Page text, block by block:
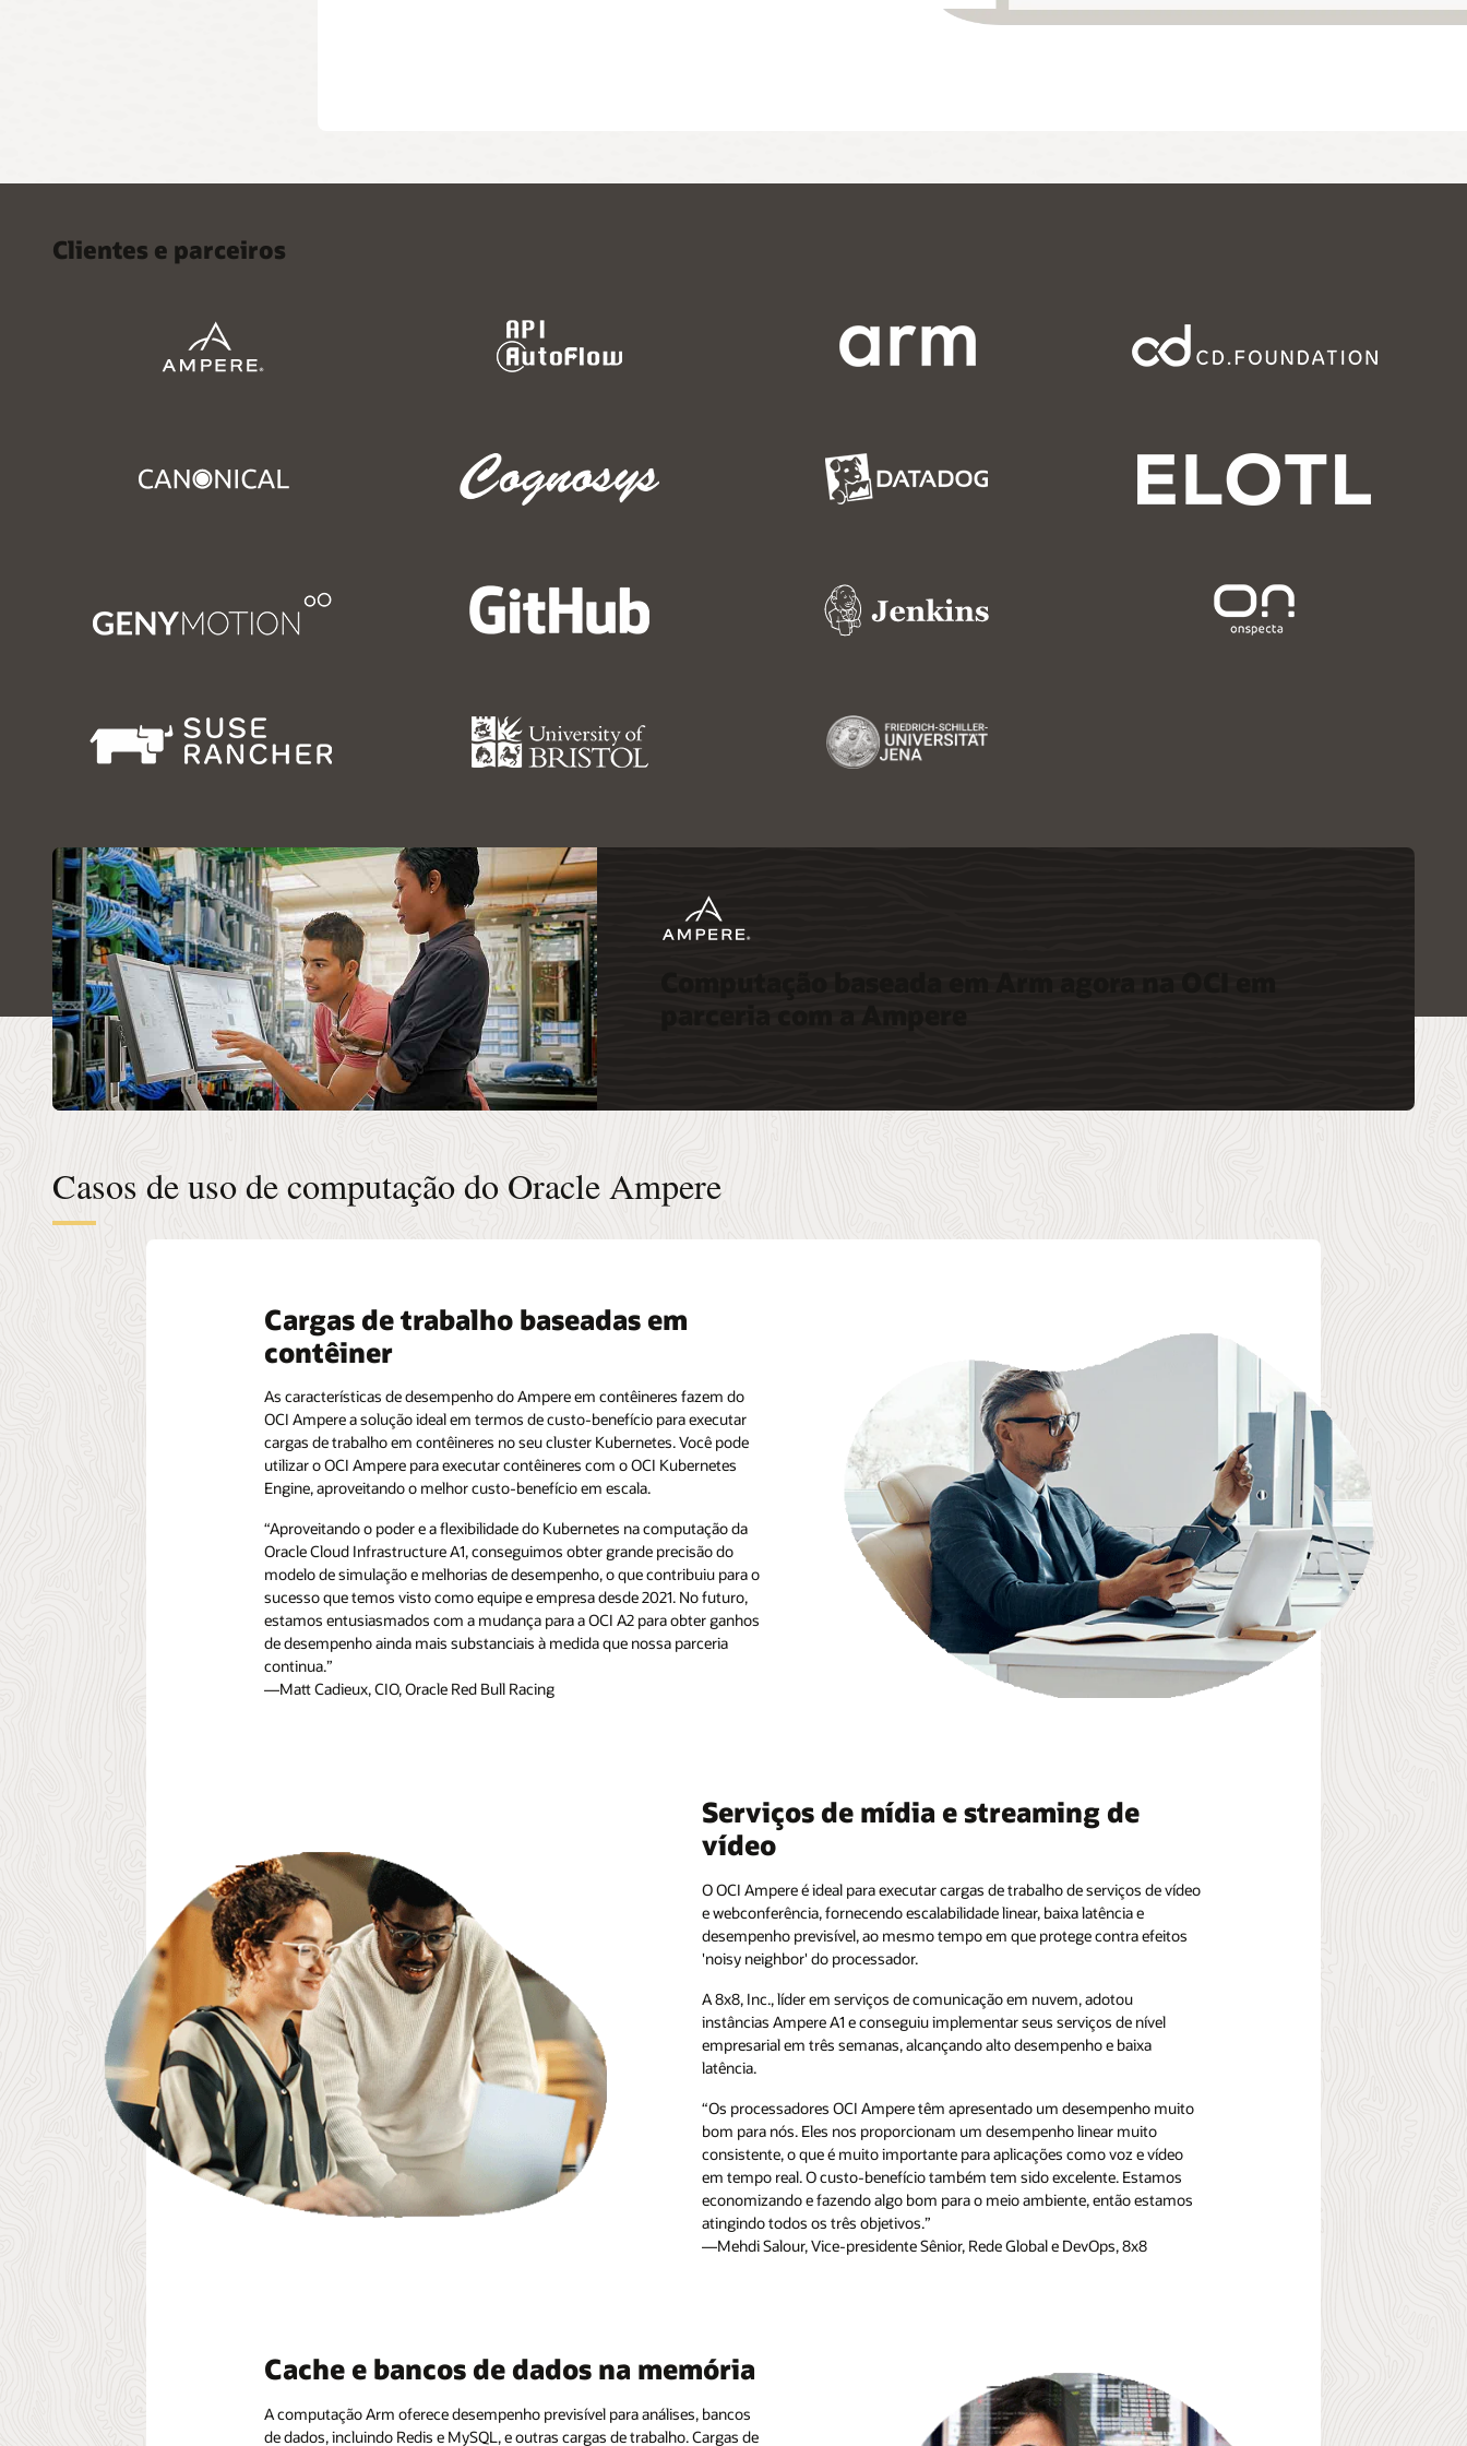
Clientes e parceiros
Casos de uso de computação do Oracle Ampere
Cargas de trabalho baseadas em
contêiner
As características de desempenho do Ampere em contêineres fazem do
OCI Ampere a solução ideal em termos de custo-benefício para executar
cargas de trabalho em contêineres no seu cluster Kubernetes. Você pode
utilizar o OCI Ampere para executar contêineres com o OCI Kubernetes
Engine, aproveitando o melhor custo-benefício em escala.
“Aproveitando o poder e a flexibilidade do Kubernetes na computação da
Oracle Cloud Infrastructure A1, conseguimos obter grande precisão do
modelo de simulação e melhorias de desempenho, o que contribuiu para o
sucesso que temos visto como equipe e empresa desde 2021. No futuro,
estamos entusiasmados com a mudança para a OCI A2 para obter ganhos
de desempenho ainda mais substanciais à medida que nossa parceria
continua.”
—Matt Cadieux, CIO, Oracle Red Bull Racing
Serviços de mídia e streaming de
vídeo
O OCI Ampere é ideal para executar cargas de trabalho de serviços de vídeo
e webconferência, fornecendo escalabilidade linear, baixa latência e
desempenho previsível, ao mesmo tempo em que protege contra efeitos
'noisy neighbor' do processador.
A 8x8, Inc., líder em serviços de comunicação em nuvem, adotou
instâncias Ampere A1 e conseguiu implementar seus serviços de nível
empresarial em três semanas, alcançando alto desempenho e baixa
latência.
“Os processadores OCI Ampere têm apresentado um desempenho muito
bom para nós. Eles nos proporcionam um desempenho linear muito
consistente, o que é muito importante para aplicações como voz e vídeo
em tempo real. O custo-benefício também tem sido excelente. Estamos
economizando e fazendo algo bom para o meio ambiente, então estamos
atingindo todos os três objetivos.”
—Mehdi Salour, Vice-presidente Sênior, Rede Global e DevOps, 8x8
Cache e bancos de dados na memória
A computação Arm oferece desempenho previsível para análises, bancos
de dados, incluindo Redis e MySQL, e outras cargas de trabalho. Cargas de